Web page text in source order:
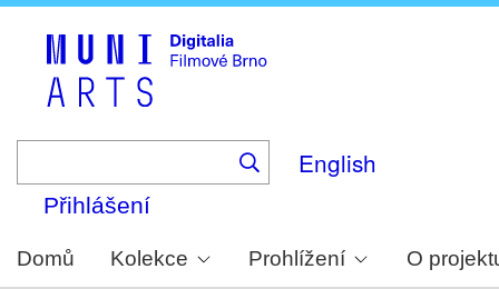
English
Přihlášení
Domů Kolekce Prohlížení O